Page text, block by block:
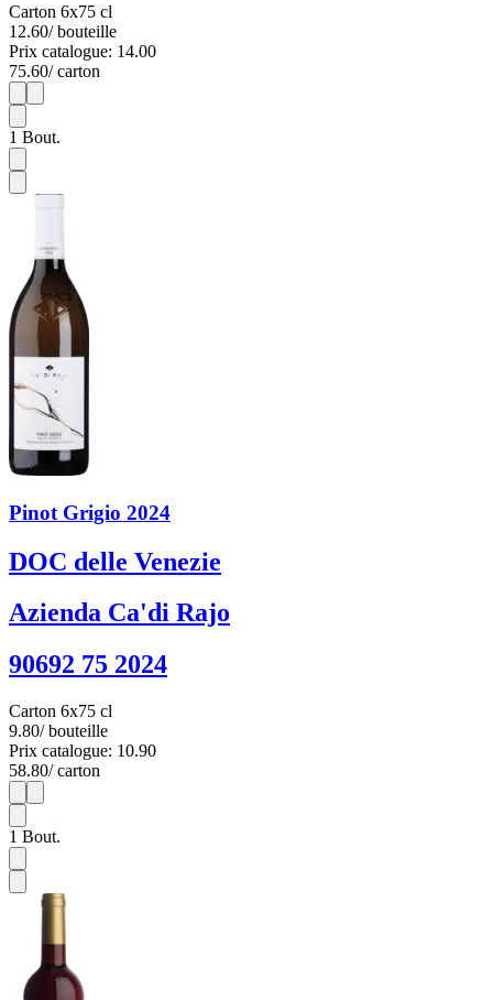
Carton 6x75 cl
12.60/ bouteille
Prix catalogue: 14.00
75.60/ carton
1
1 Bout.
Pinot Grigio 2024
DOC delle Venezie
Azienda Ca'di Rajo
90692 75 2024
Carton 6x75 cl
9.80/ bouteille
Prix catalogue: 10.90
58.80/ carton
1
1 Bout.